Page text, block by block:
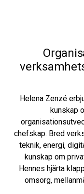
Helena Zenzé
kunskap
chefskap. Bred
teknik, energi,
kunskap om
Hennes hjärta
omsorg,